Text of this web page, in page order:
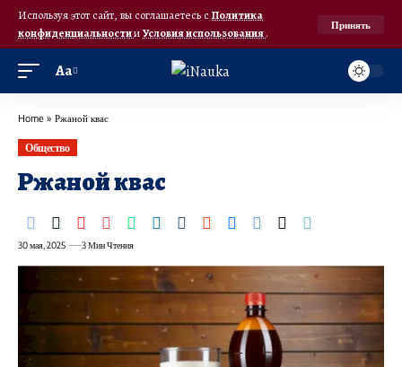
Используя этот сайт, вы соглашаетесь с Политика
конфиденциальностииУсловия использования.
Принять
Аа
Home » Ржаной квас
Общество
Ржаной квас
30 мая, 2025 3 Мин Чтения